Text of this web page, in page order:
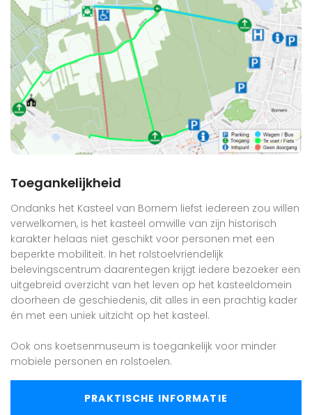
Toegankelijkheid
Ondanks het Kasteel van Bornem liefst iedereen zou willen
verwelkomen, is het kasteel omwille van zijn historisch
karakter helaas niet geschikt voor personen met een
beperkte mobiliteit. In het rolstoelvriendelijk
belevingscentrum daarentegen krijgt iedere bezoeker een
uitgebreid overzicht van het leven op het kasteeldomein
doorheen de geschiedenis, dit alles in een prachtig kader
én met een uniek uitzicht op het kasteel.
Ook ons koetsenmuseum is toegankelijk voor minder
mobiele personen en rolstoelen.
PRAKTISCHE INFORMATIE